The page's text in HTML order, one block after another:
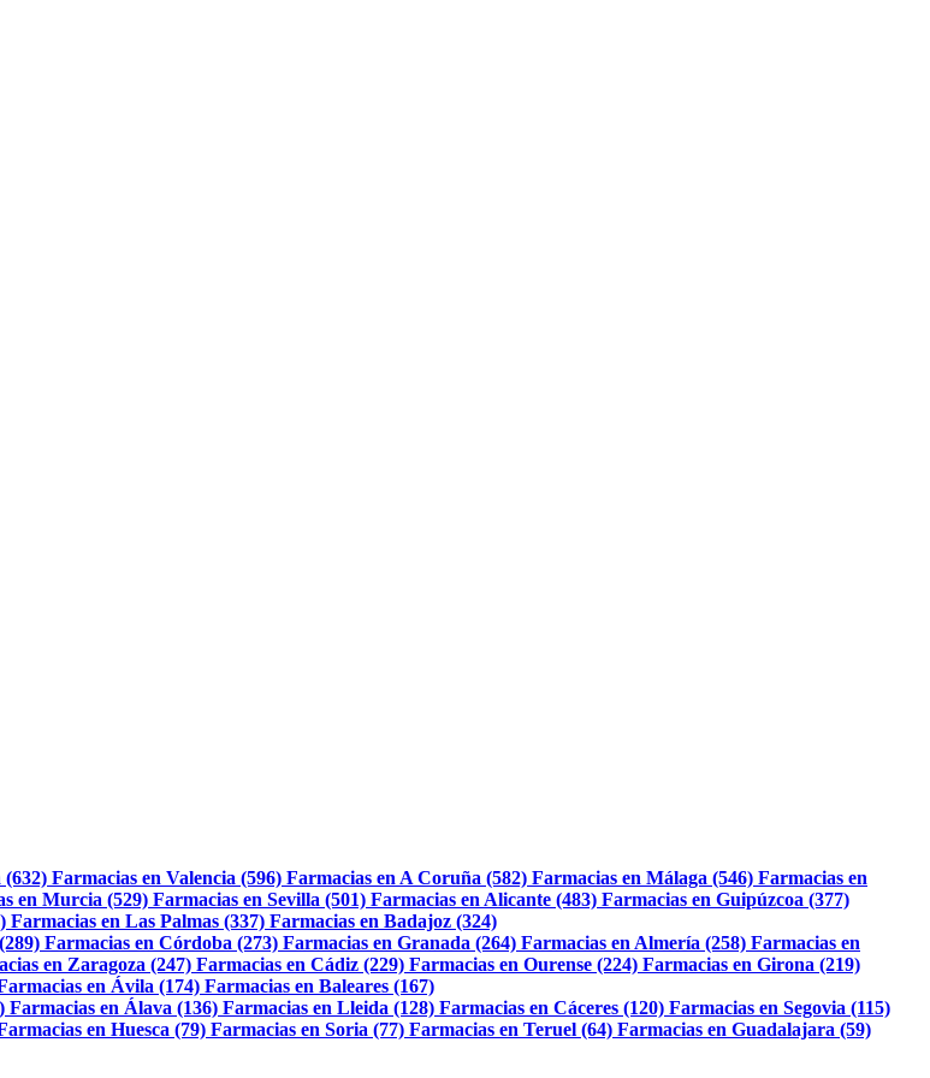
(632) Farmacias en Valencia (596) Farmacias en A Coruña (582) Farmacias en Málaga (546) Farmacias en
en Murcia (529) Farmacias en Sevilla (501) Farmacias en Alicante (483) Farmacias en Guipúzcoa (377)
Farmacias en Las Palmas (337) Farmacias en Badajoz (324)
Farmacias en Córdoba (273) Farmacias en Granada (264) Farmacias en Almería (258) Farmacias en
en Zaragoza (247) Farmacias en Cádiz (229) Farmacias en Ourense (224) Farmacias en Girona (219)
en Ávila (174) Farmacias en Baleares (167)
Farmacias en Álava (136) Farmacias en Lleida (128) Farmacias en Cáceres (120) Farmacias en Segovia (115)
en Huesca (79) Farmacias en Soria (77) Farmacias en Teruel (64) Farmacias en Guadalajara (59)